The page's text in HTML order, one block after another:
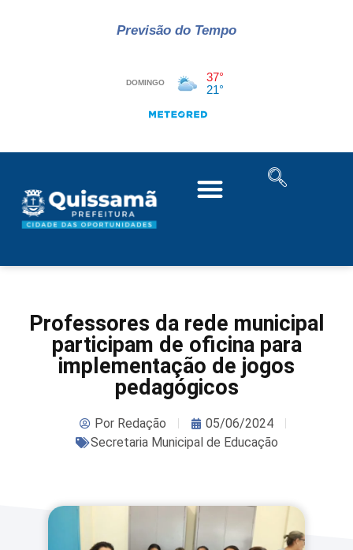
Previsão do Tempo
Professores da rede municipal
participam de oficina para
implementação de jogos
pedagógicos
PorRedação
05/06/2024
Secretaria Municipal de Educação